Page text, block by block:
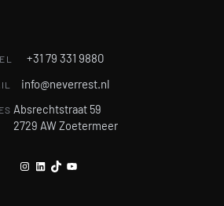
+31 79 331 9880
info@neverrest.nl
Absrechtstraat 59
2729 AW Zoetermeer
Instagram
LinkedIn
TikTokYouTube